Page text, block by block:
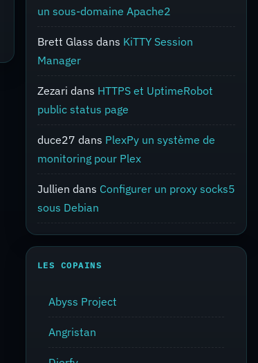
un sous-domaine Apache2
Brett Glass dans KiTTY Session
Manager
Zezari dans HTTPS et UptimeRobot
public status page
duce27 dans PlexPy un système de
monitoring pour Plex
Jullien dans Configurer un proxy socks5
sous Debian
LES COPAINS
Abyss Project
Angristan